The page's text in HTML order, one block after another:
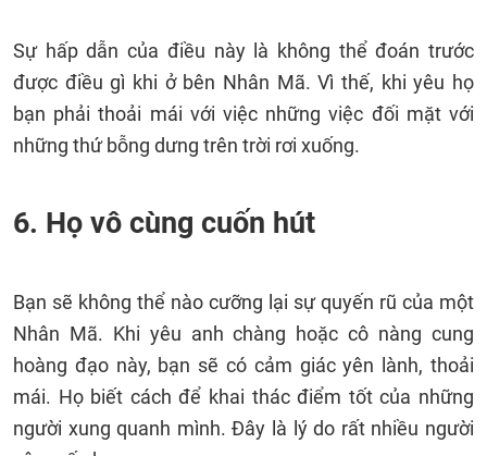
Sự hấp dẫn của điều này là không thể đoán trước
được điều gì khi ở bên Nhân Mã. Vì thế, khi yêu họ
bạn phải thoải mái với việc những việc đối mặt với
những thứ bỗng dưng trên trời rơi xuống.
6. Họ vô cùng cuốn hút
Bạn sẽ không thể nào cưỡng lại sự quyến rũ của một
Nhân Mã. Khi yêu anh chàng hoặc cô nàng cung
hoàng đạo này, bạn sẽ có cảm giác yên lành, thoải
mái. Họ biết cách để khai thác điểm tốt của những
người xung quanh mình. Đây là lý do rất nhiều người